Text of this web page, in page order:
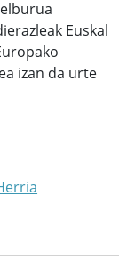
Euskal
izan da urte